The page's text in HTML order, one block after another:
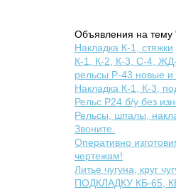
Объявления на тему
Накладка К-1, стяжки
К-1, К-2, К-3, С-4,
рельсы Р-43 новые и
Накладка К-1, К-3,
Рельс Р24 б/у без
Рельсы, шпалы,
Звоните.
Оперативно
чертежам!
Литье чугуна, круг
ПОДКЛАДКУ КБ-65,